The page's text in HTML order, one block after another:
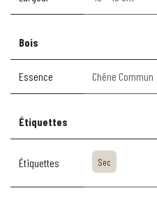
Bois
Essence Chêne Commun
Étiquettes
Étiquettes Sec